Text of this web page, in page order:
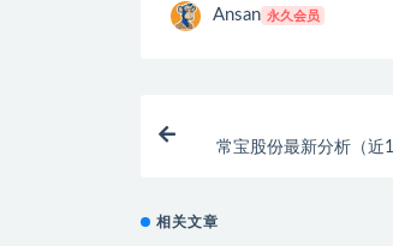
Ansan 永久会员
常宝股份最新分析（近
相关文章